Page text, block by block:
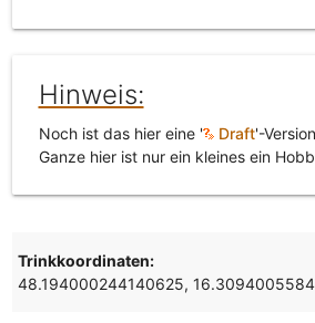
Hinweis:
Noch ist das hier eine ' Draft'-
Ganze hier ist nur ein kleines ein
Trinkkoordinaten:
48.194000244140625,